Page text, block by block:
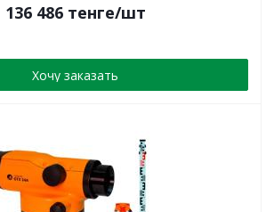
136 486тенге/шт
Хочу заказать